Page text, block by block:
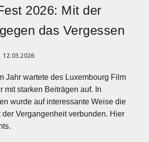
2026: Mit der
das Vergessen
12.03.2026
Jahr wartete des Luxembourg Film
mit starken Beiträgen auf. In
wurde auf interessante Weise die
der Vergangenheit verbunden. Hier